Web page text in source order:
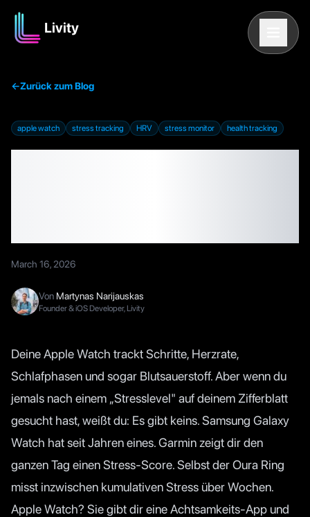
Livity
←Zurück zum Blog
apple watch stress tracking HRV stress monitor health tracking
March 16, 2026
Von Martynas Narijauskas
Founder & iOS Developer, Livity
Deine Apple Watch trackt Schritte, Herzrate,
Schlafphasen und sogar Blutsauerstoff. Aber wenn du
jemals nach einem „Stresslevel" auf deinem Zifferblatt
gesucht hast, weißt du: Es gibt keins. Samsung Galaxy
Watch hat seit Jahren eines. Garmin zeigt dir den
ganzen Tag einen Stress-Score. Selbst der Oura Ring
misst inzwischen kumulativen Stress über Wochen.
Apple Watch? Sie gibt dir eine Achtsamkeits-App und